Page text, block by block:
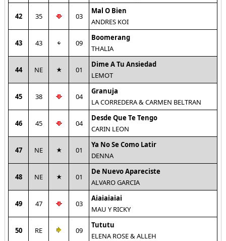
42 35 03
Mal O Bien
ANDRES KOI
43 43 09
Boomerang
THALIA
44 NE 01
Dime A Tu Ansiedad
LEMOT
45 38 04
Granuja
LA CORREDERA & CARMEN BELTRAN
46 45 04
Desde Que Te Tengo
CARIN LEON
47 NE 01
Ya No Se Como Latir
DENNA
48 NE 01
De Nuevo Apareciste
ALVARO GARCIA
49 47 03
Aiaiaiaiai
MAU Y RICKY
50 RE 09
Tututu
ELENA ROSE & ALLEH